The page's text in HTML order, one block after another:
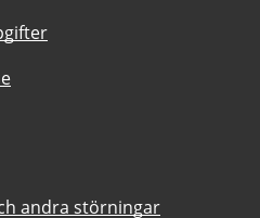
andra störningar